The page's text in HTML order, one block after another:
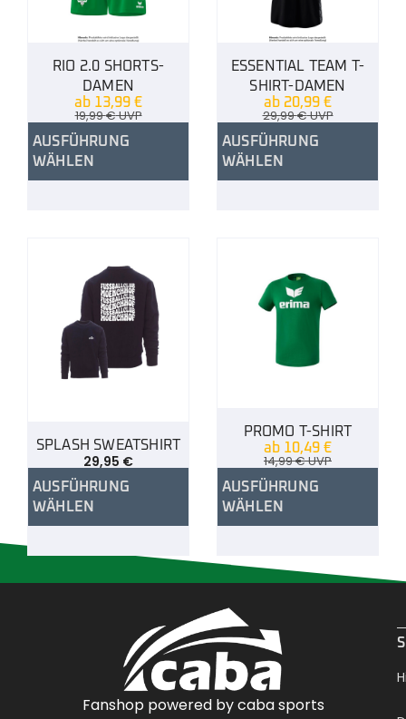
RIO 2.0 SHORTS-
DAMEN
ab 13,99 €
19,99€UVP
AUSFÜHRUNG
WÄHLEN
ESSENTIAL TEAM T-
SHIRT-DAMEN
ab 20,99 €
29,99€UVP
AUSFÜHRUNG
WÄHLEN
SPLASH SWEATSHIRT
29,95 €
AUSFÜHRUNG
WÄHLEN
PROMO T-SHIRT
ab 10,49 €
14,99€UVP
AUSFÜHRUNG
WÄHLEN
Fanshop powered by caba sports